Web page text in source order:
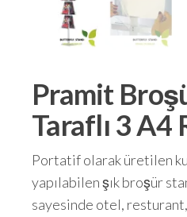
Pramit
Taraflı 3 A4
Portatif olarak üretilen
yapılabilen şık broşür
sayesinde otel,